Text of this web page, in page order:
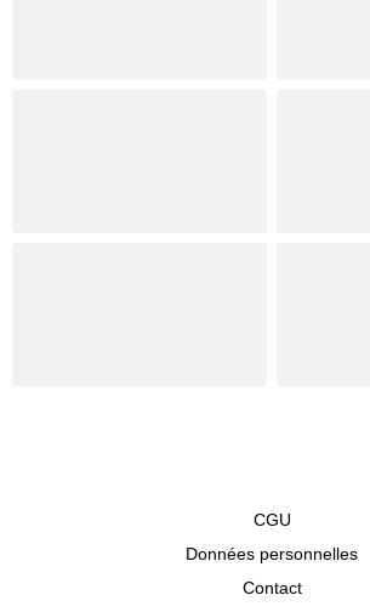
CGU
Données personnelles
Contact